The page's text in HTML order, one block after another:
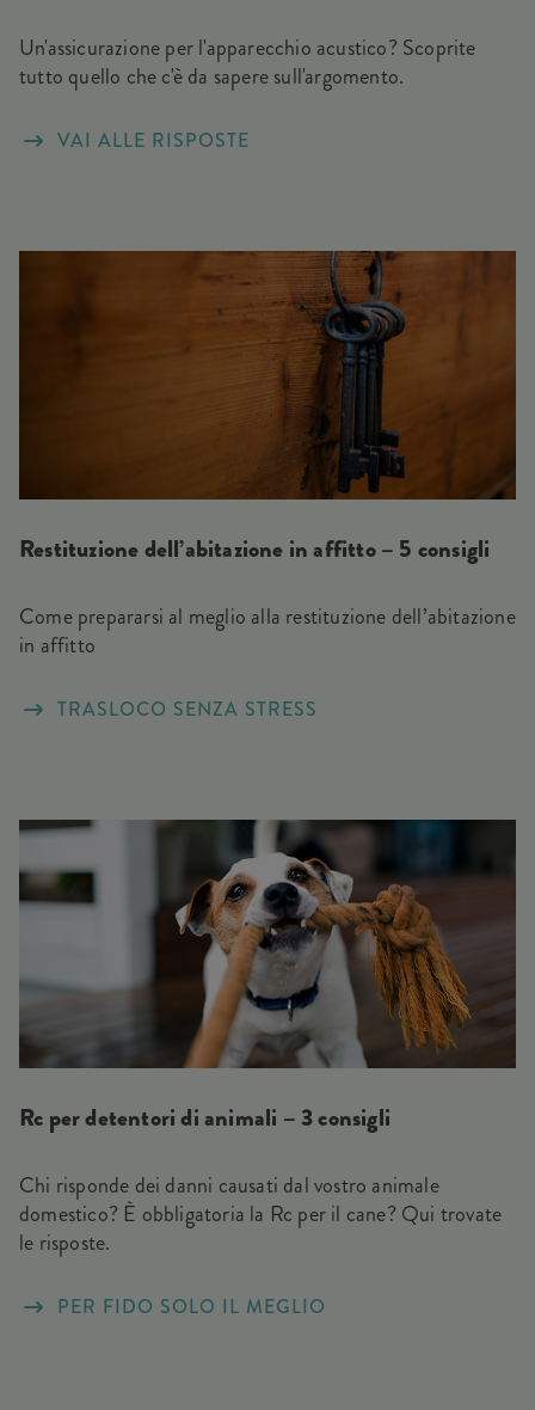
Un'assicurazione per l'apparecchio acustico? Scoprite
tutto quello che c'è da sapere sull'argomento.
VAI ALLE RISPOSTE
Restituzione dell’abitazione in affitto – 5 consigli
Come prepararsi al meglio alla restituzione dell’abitazione
in affitto
TRASLOCO SENZA STRESS
Rc per detentori di animali – 3 consigli
Chi risponde dei danni causati dal vostro animale
domestico? È obbligatoria la Rc per il cane? Qui trovate
le risposte.
PER FIDO SOLO IL MEGLIO